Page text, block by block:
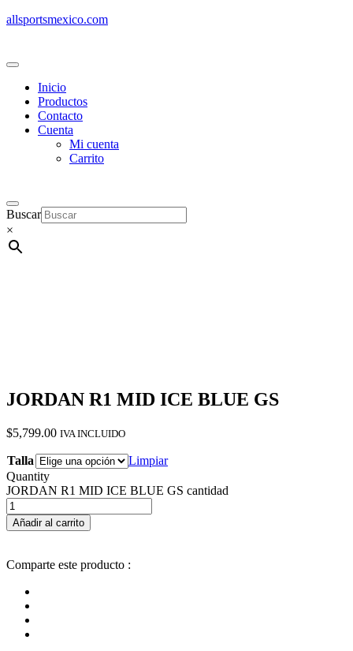
allsportsmexico.com
Inicio
Productos
Contacto
Cuenta
Mi cuenta
Carrito
Buscar
×
JORDAN R1 MID ICE BLUE GS
$5,799.00 IVA INCLUIDO
Talla
Limpiar
Quantity
JORDAN R1 MID ICE BLUE GS cantidad
Añadir al carrito
Comparte este producto :